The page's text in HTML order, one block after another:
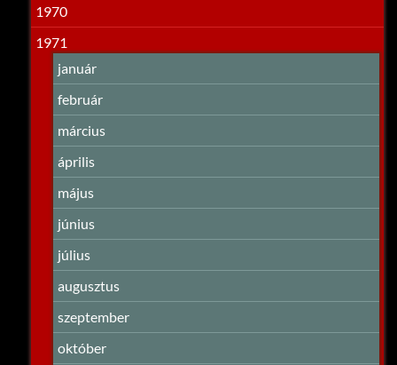
1970
1971
január
február
március
április
május
június
július
augusztus
szeptember
október